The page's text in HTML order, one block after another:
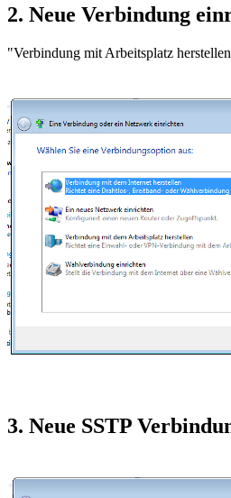
2. Neue Verbindung
"Verbindung mit Arbeitsplatz
3. Neue SSTP